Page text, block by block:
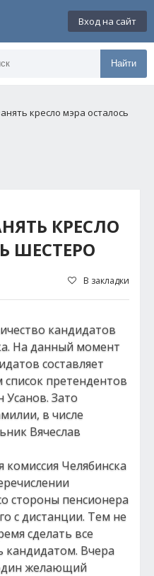
Вход на сайт
Найти
кресло мэра осталось
КРЕСЛО
ШЕСТЕРО
В закладки
кандидатов
На данный момент
составляет
претендентов
Усанов. Зато
в числе
Вячеслав
комиссия Челябинска
стороны пенсионера
с дистанции. Тем не
сделать все
кандидатом. Вчера
желающий